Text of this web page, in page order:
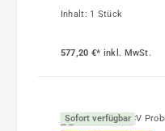
Inhalt: 1 Stück
577,20 €* inkl. MwSt.
Sofort verfügbar